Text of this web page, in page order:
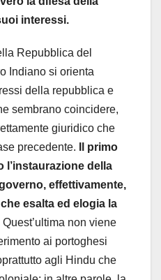
interessi.
Repubblica del
Indiano si orienta
della repubblica e
sembrano coincidere,
giuridico che
precedente.
Il primo
l’instaurazione della
effettivamente,
esalta ed elogia la
Quest’ultima non viene
ai portoghesi
agli Hindu che